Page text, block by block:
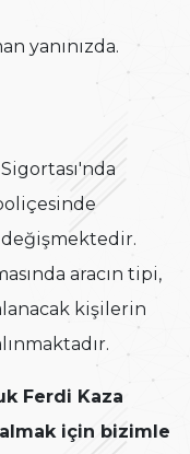
yanınızda.
aracın tipi,
kişilerin
Ferdi Kaza
için bizimle